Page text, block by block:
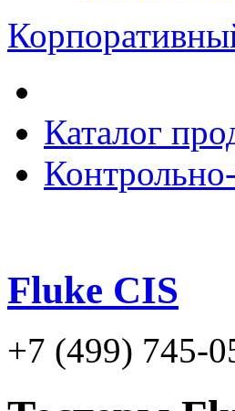
Каталог
Fluke CIS
+7 (499) 745-